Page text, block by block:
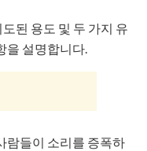
된 용도 및 두 가지 유
을 설명합니다.
람들이 소리를 증폭하